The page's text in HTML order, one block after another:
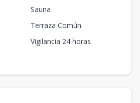
Sauna
Terraza Común
Vigilancia 24 horas